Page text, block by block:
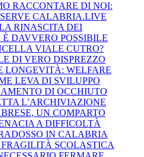
RACCONTARE DI NOI:
CALABRIA.LIVE
RINASCITA DEI
DAVVERO POSSIBILE
VIALE CUTRO?
DI VERO DISPREZZO
LONGEVITÀ: WELFARE
LEVA DI SVILUPPO
DI OCCHIUTO
L’ARCHIVIAZIONE
UN COMPARTO
A DIFFICOLTÀ
IN CALABRIA
SCOLASTICA